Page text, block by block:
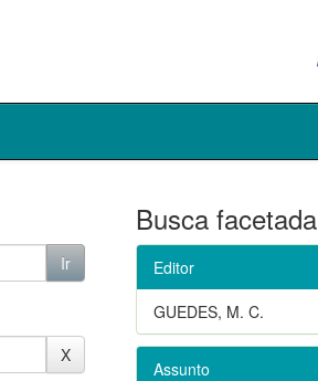
Busca facetada
Editor
GUEDES, M. C.
Assunto